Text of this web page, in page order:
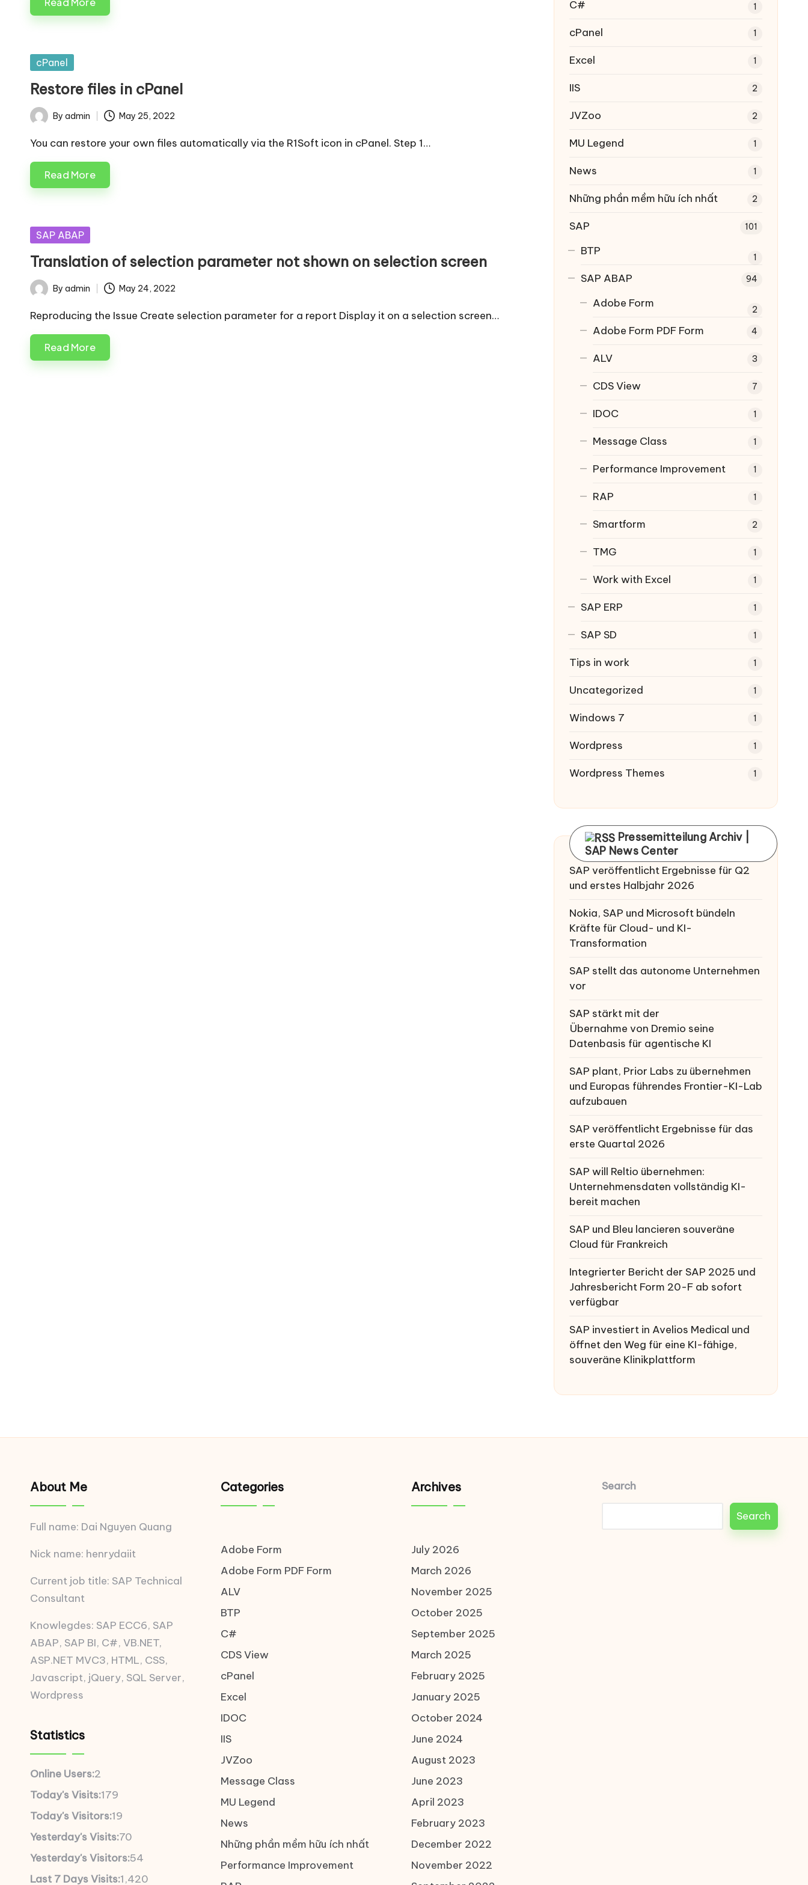
Posted
cPanel
Restore files in cPanel
Posted
by
By admin May 25, 2022
You can restore your own files automatically via the R1Soft icon in cPanel. Step 1…
Read More
Posted
SAP ABAP
Translation of selection parameter not shown on selection screen
Posted
by
By admin May 24, 2022
Reproducing the Issue Create selection parameter for a report Display it on a selection screen…
Read More
C# 1
cPanel 1
Excel 1
IIS 2
JVZoo 2
MU Legend 1
News 1
Những phần mềm hữu ích nhất 2
SAP 101
BTP 1
SAP ABAP 94
Adobe Form 2
Adobe Form PDF Form 4
ALV 3
CDS View 7
IDOC 1
Message Class 1
Performance Improvement 1
RAP 1
Smartform 2
TMG 1
Work with Excel 1
SAP ERP 1
SAP SD 1
Tips in work 1
Uncategorized 1
Windows 7 1
Wordpress 1
Wordpress Themes 1
Pressemitteilung Archiv |
SAP News Center
SAP veröffentlicht Ergebnisse für Q2
und erstes Halbjahr 2026
Nokia, SAP und Microsoft bündeln
Kräfte für Cloud- und KI-
Transformation
SAP stellt das autonome Unternehmen
vor
SAP stärkt mit der
Übernahme von Dremio seine
Datenbasis für agentische KI
SAP plant, Prior Labs zu übernehmen
und Europas führendes Frontier-KI-Lab
aufzubauen
SAP veröffentlicht Ergebnisse für das
erste Quartal 2026
SAP will Reltio übernehmen:
Unternehmensdaten vollständig KI-
bereit machen
SAP und Bleu lancieren souveräne
Cloud für Frankreich
Integrierter Bericht der SAP 2025 und
Jahresbericht Form 20-F ab sofort
verfügbar
SAP investiert in Avelios Medical und
öffnet den Weg für eine KI-fähige,
souveräne Klinikplattform
About Me
Full name: Dai Nguyen Quang
Nick name: henrydaiit
Current job title: SAP Technical
Consultant
Knowlegdes: SAP ECC6, SAP
ABAP, SAP BI, C#, VB.NET,
ASP.NET MVC3, HTML, CSS,
Javascript, jQuery, SQL Server,
Wordpress
Statistics
Online Users:2
Today's Visits:179
Today's Visitors:19
Yesterday's Visits:70
Yesterday's Visitors:54
Last 7 Days Visits:1,420
Categories
Adobe Form
Adobe Form PDF Form
ALV
BTP
C#
CDS View
cPanel
Excel
IDOC
IIS
JVZoo
Message Class
MU Legend
News
Những phần mềm hữu ích nhất
Performance Improvement
Archives
July 2026
March 2026
November 2025
October 2025
September 2025
March 2025
February 2025
January 2025
October 2024
June 2024
August 2023
June 2023
April 2023
February 2023
December 2022
November 2022
Search
Search